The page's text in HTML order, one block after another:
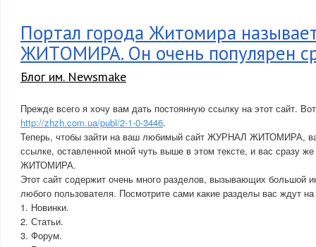
Портал города Житомира
ЖИТОМИРА. Он очень популярен
Блог им. Newsmake
Прежде всего я хочу вам дать постоянную ссылку на этот сайт.
http://zhzh.com.ua/publ/2-1-0-3446.
Теперь, чтобы зайти на ваш любимый сайт ЖУРНАЛ ЖИТОМИРА,
ссылке, оставленной мной чуть выше в этом тексте, и вас сразу
ЖИТОМИРА.
Этот сайт содержит очень много разделов, вызывающих большой
любого пользователя. Посмотрите сами какие разделы вас ждут
1. Новинки.
2. Статьи.
3. Форум.